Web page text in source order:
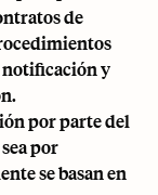
de
notificación y
por parte del
por
se basan en